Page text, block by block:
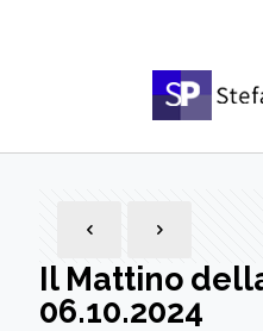
Il Mattino
06.10.2024